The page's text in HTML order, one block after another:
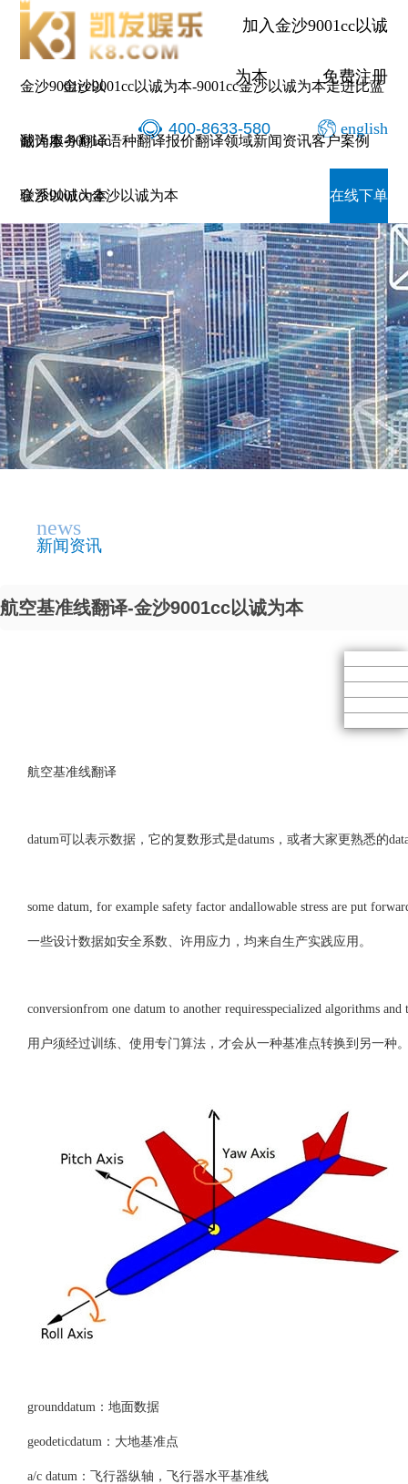
加入金沙9001cc以诚
为本 免费注册
400-8633-580 english
金沙9001cc以
诚为本-9001cc
金沙以诚为本
金沙9001cc以诚为本-9001cc金沙以诚为本走进比蓝
翻译服务翻译语种翻译报价翻译领域新闻资讯客户案例
联系9001cc金沙以诚为本 在线下单
news
新闻资讯
航空基准线翻译-金沙9001cc以诚为本
航空基准线翻译
datum可以表示数据，它的复数形式是datums，或者大家更熟悉的
some datum, for example safety factor andallowable stress are put
一些设计数据如安全系数、许用应力，均来自生产实践应用。
conversionfrom one datum to another requiresspecialized algorithms and
用户须经过训练、使用专门算法，才会从一种基准点转换到另一种
grounddatum：地面数据
geodeticdatum：大地基准点
a/c datum：飞行器纵轴，飞行器水平基准线